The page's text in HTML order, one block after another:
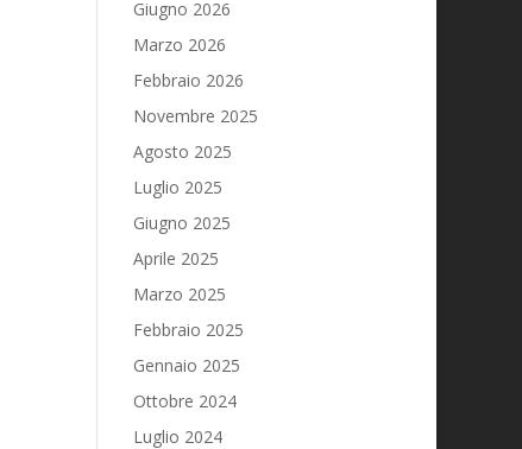
Giugno 2026
Marzo 2026
Febbraio 2026
Novembre 2025
Agosto 2025
Luglio 2025
Giugno 2025
Aprile 2025
Marzo 2025
Febbraio 2025
Gennaio 2025
Ottobre 2024
Luglio 2024